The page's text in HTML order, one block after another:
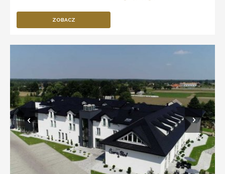
ZOBACZ